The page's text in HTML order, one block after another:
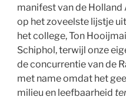
manifest van de Holland
op het zoveelste lijstje
het college, Ton
Schiphol, terwijl onze
de concurrentie van de
met name omdat het
milieu en leefbaarheid